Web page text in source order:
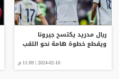
ريال مدريد يكتسح جيرونا
ويقطع خطوة هامة نحو اللقب
2024-02-10 | 11:09 م